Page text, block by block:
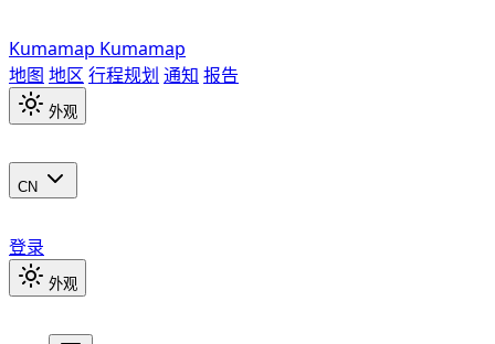
Kumamap Kumamap
地图 地区 行程规划 通知 报告
外观
CN
登录
外观